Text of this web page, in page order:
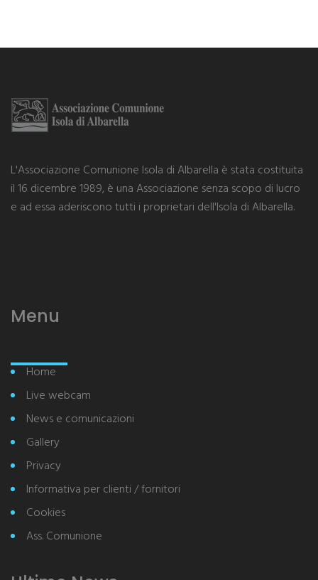
L'Associazione Comunione Isola di Albarella è stata costituita
il 16 dicembre 1989, è una Associazione senza scopo di lucro
e ad essa aderiscono tutti i proprietari dell'Isola di Albarella.
Menu
Home
Live webcam
News e comunicazioni
Gallery
Privacy
Informativa per clienti / fornitori
Cookies
Ass. Comunione